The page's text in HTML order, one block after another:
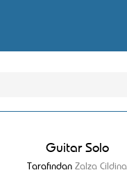
Guitar Solo
Tarafından Zalza Cildina